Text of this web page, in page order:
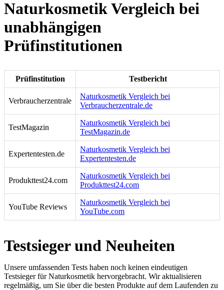
Naturkosmetik Vergleich bei
unabhängigen
Prüfinstitutionen
Prüfinstitution Testbericht
Verbraucherzentrale
Naturkosmetik Vergleich bei
Verbraucherzentrale.de
TestMagazin
Naturkosmetik Vergleich bei
TestMagazin.de
Expertentesten.de
Naturkosmetik Vergleich bei
Expertentesten.de
Produkttest24.com
Naturkosmetik Vergleich bei
Produkttest24.com
YouTube Reviews
Naturkosmetik Vergleich bei
YouTube.com
Testsieger und Neuheiten
Unsere umfassenden Tests haben noch keinen eindeutigen
Testsieger für Naturkosmetik hervorgebracht. Wir aktualisieren
regelmäßig, um Sie über die besten Produkte auf dem Laufenden zu